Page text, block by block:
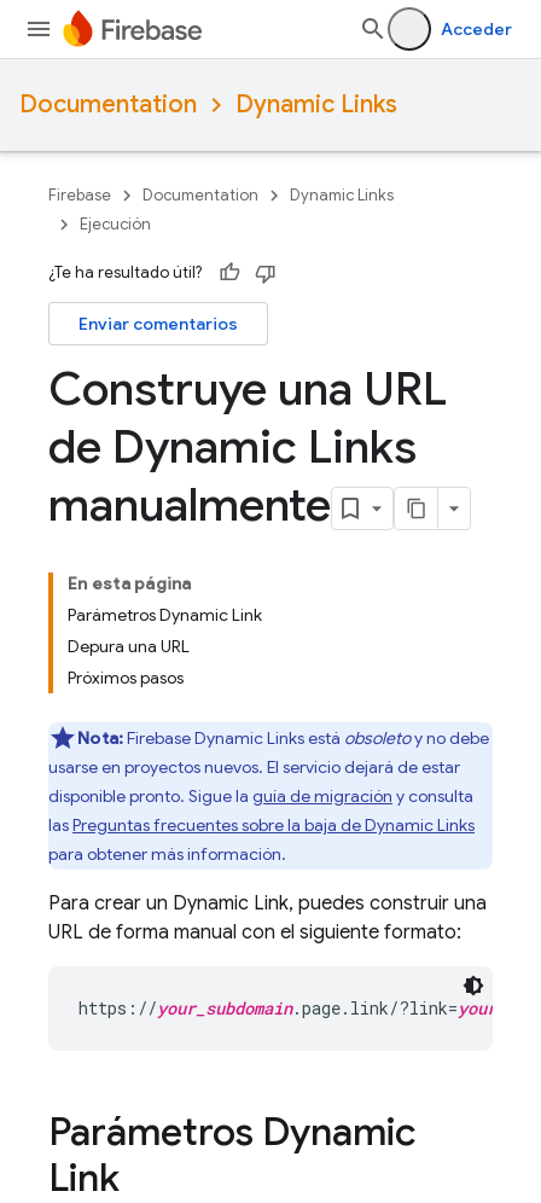
Acceder
Documentation Dynamic Links
Firebase Documentation
Dynamic Links
Ejecución
¿Te ha resultado útil?
Enviar comentarios
Construye una URL
de Dynamic Links
manualmente
En esta página
Parámetros Dynamic Link
Depura una URL
Próximos pasos
Nota:Firebase Dynamic Links está obsoletoy no debe
usarse en proyectos nuevos. El servicio dejará de estar
disponible pronto. Sigue la guía de migración y consulta
lasPreguntas frecuentes sobre la baja de Dynamic Links
para obtener más información.
Para crear un Dynamic Link, puedes construir una
URL de forma manual con el siguiente formato:
https://your_subdomain.page.link/?link=
Parámetros Dynamic
Link